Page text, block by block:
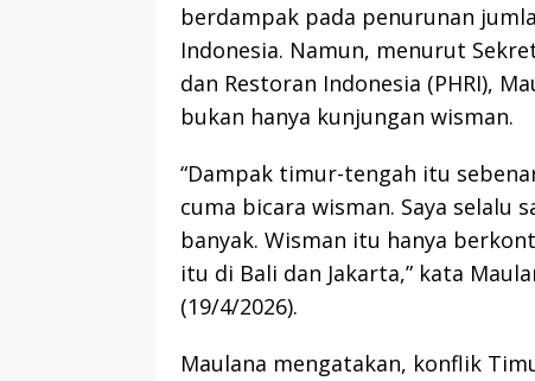
berdampak pada penurunan
Indonesia. Namun, menurut
dan Restoran Indonesia (PHRI),
bukan hanya kunjungan wisman.
“Dampak timur-tengah itu
cuma bicara wisman. Saya
banyak. Wisman itu hanya
itu di Bali dan Jakarta,” kata
(19/4/2026).
Maulana mengatakan, konflik